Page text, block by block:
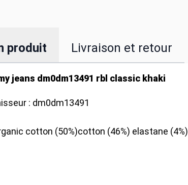
produit Livraison et retour
jeans dm0dm13491 rbl classic khaki
: dm0dm13491
cotton (50%)cotton (46%) elastane (4%)